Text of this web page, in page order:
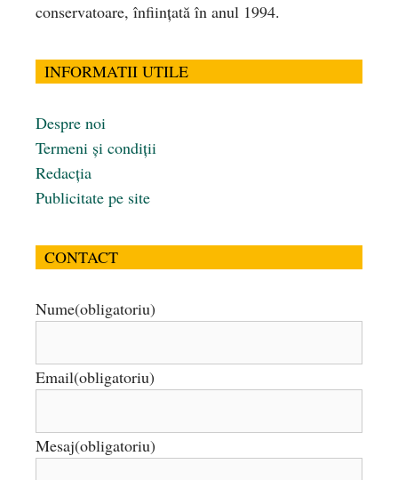
conservatoare, înfiinţată în anul 1994.
INFORMATII UTILE
Despre noi
Termeni și condiții
Redacția
Publicitate pe site
CONTACT
Nume(obligatoriu)
Email(obligatoriu)
Mesaj(obligatoriu)